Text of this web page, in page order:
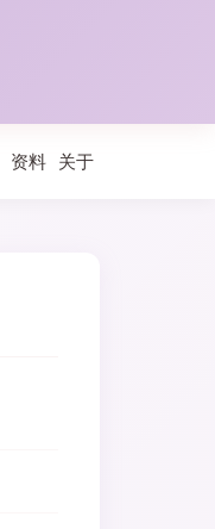
资料 关于